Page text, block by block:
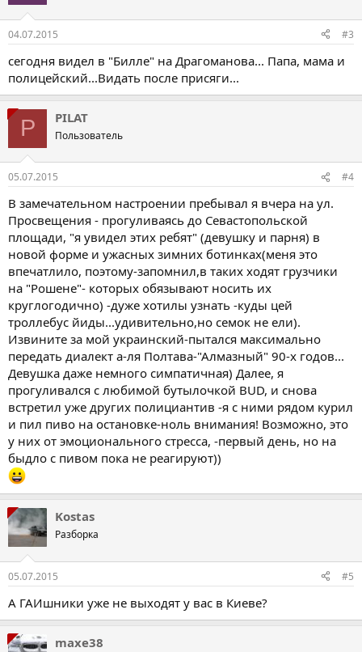
04.07.2015 #3
сегодня видел в "Билле" на Драгоманова... Папа, мама и
полицейский...Видать после присяги...
P PILAT
Пользователь
05.07.2015 #4
В замечательном настроении пребывал я вчера на ул.
Просвещения - прогуливаясь до Севастопольской
площади, "я увидел этих ребят" (девушку и парня) в
новой форме и ужасных зимних ботинках(меня это
впечатлило, поэтому-запомнил,в таких ходят грузчики
на "Рошене"- которых обязывают носить их
круглогодично) -дуже хотилы узнать -куды цей
троллебус йиды...удивительно,но семок не ели).
Извините за мой украинский-пытался максимально
передать диалект а-ля Полтава-"Алмазный" 90-х годов...
Девушка даже немного симпатичная) Далее, я
прогуливался с любимой бутылочкой BUD, и снова
встретил уже других полициантив -я с ними рядом курил
и пил пиво на остановке-ноль внимания! Возможно, это
у них от эмоционального стресса, -первый день, но на
быдло с пивом пока не реагируют))
Kostas
Разборка
05.07.2015 #5
А ГАИшники уже не выходят у вас в Киеве?
maxe38